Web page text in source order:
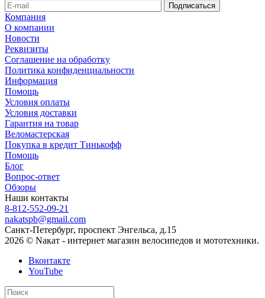
Компания
О компании
Новости
Реквизиты
Соглашение на обработку
Политика конфиденциальности
Информация
Помощь
Условия оплаты
Условия доставки
Гарантия на товар
Веломастерская
Покупка в кредит Тинькофф
Помощь
Блог
Вопрос-ответ
Обзоры
Наши контакты
8-812-552-09-21
nakatspb@gmail.com
Санкт-Петербург, проспект Энгельса, д.15
2026 © Nакат - интернет магазин велосипедов и мототехники.
Вконтакте
YouTube